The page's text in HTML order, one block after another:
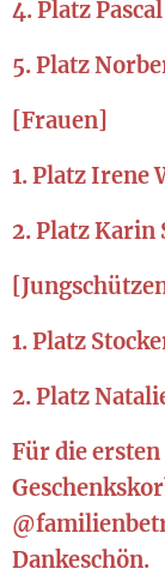
4. Platz
5. Platz
[Frauen]
1. Platz Irene
2. Platz Karin
1. Platz
2. Platz
Für die ersten
Dankeschön.